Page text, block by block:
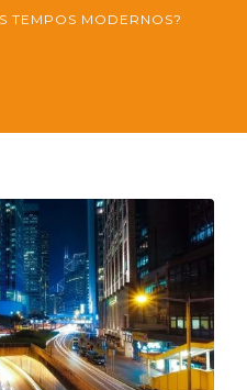
TEMPOS MODERNOS?